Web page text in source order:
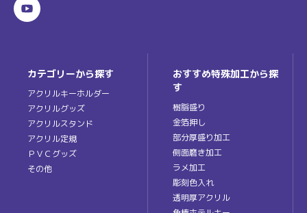
カテゴリーから探す
アクリルキーホルダー
アクリルグッズ
アクリルスタンド
アクリル定規
ＰＶＣグッズ
その他
おすすめ特殊加工から探
す
樹脂盛り
金箔押し
部分厚盛り加工
側面磨き加工
ラメ加工
彫刻色入れ
透明厚アクリル